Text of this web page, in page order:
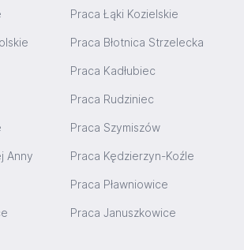
Praca Łąki Kozielskie
Praca Błotnica Strzelecka
Praca Kadłubiec
Praca Rudziniec
Praca Szymiszów
Anny Praca Kędzierzyn-Koźle
Praca Pławniowice
Praca Januszkowice